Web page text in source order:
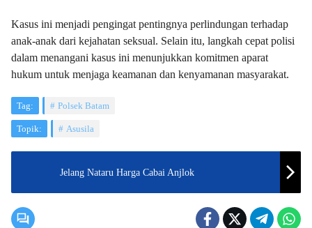
Kasus ini menjadi pengingat pentingnya perlindungan terhadap
anak-anak dari kejahatan seksual. Selain itu, langkah cepat polisi
dalam menangani kasus ini menunjukkan komitmen aparat
hukum untuk menjaga keamanan dan kenyamanan masyarakat.
Tag: Polsek Batam
Topik: Asusila
Jelang Nataru Harga Cabai Anjlok